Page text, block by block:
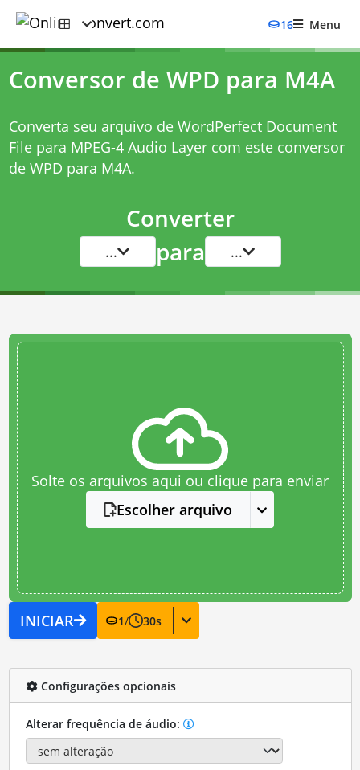
16 Menu
Conversor de WPD para M4A
Converta seu arquivo de WordPerfect Document
File para MPEG-4 Audio Layer com este conversor
de WPD para M4A.
Converter
... para ...
Solte os arquivos aqui ou clique para enviar
Escolher arquivo
INICIAR 1/ 30s
Configurações opcionais
Alterar frequência de áudio: